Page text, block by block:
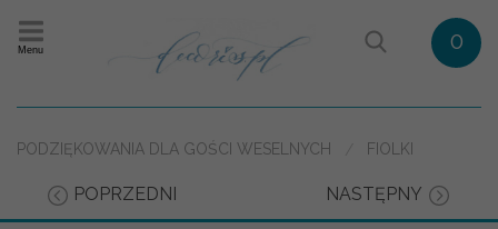
Menu 0
PODZIĘKOWANIA DLA GOŚCI WESELNYCH FIOLKI
POPRZEDNI NASTĘPNY